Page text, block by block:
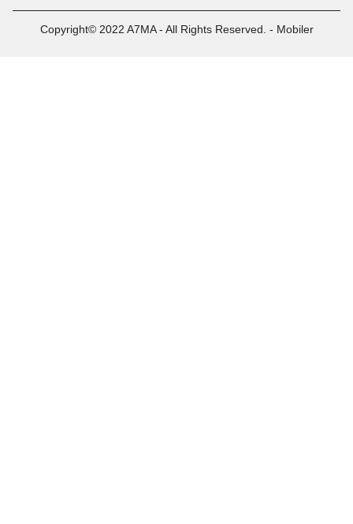
Copyright© 2022 A7MA - All Rights Reserved. - Mobiler